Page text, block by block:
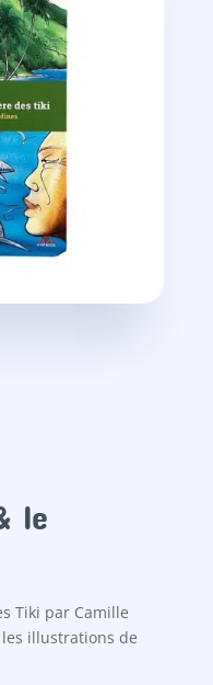
le
Tiki par Camille
les illustrations de